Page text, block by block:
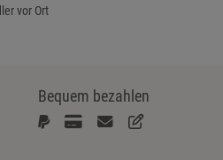
vor Ort
Bequem bezahlen